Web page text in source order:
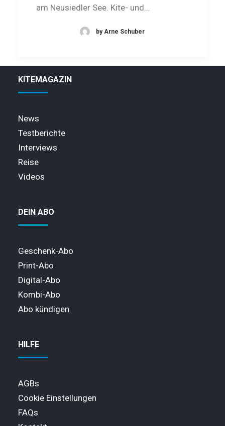
am Neusiedler See. Kite- und…
by Arne Schuber
KITEMAGAZIN
News
Testberichte
Interviews
Reise
Videos
DEIN ABO
Geschenk-Abo
Print-Abo
Digital-Abo
Kombi-Abo
Abo kündigen
HILFE
AGBs
Cookie Einstellungen
FAQs